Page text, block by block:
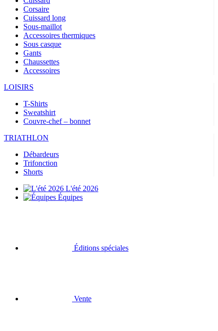
Corsaire
Cuissard long
Sous-maillot
Accessoires thermiques
Sous casque
Gants
Chaussettes
Accessoires
LOISIRS
T-Shirts
Sweatshirt
Couvre-chef – bonnet
TRIATHLON
Débardeurs
Trifonction
Shorts
L'été 2026
Équipes
Éditions spéciales
Vente